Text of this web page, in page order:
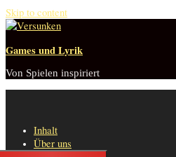
Skip to content
Games und Lyrik
Von Spielen inspiriert
Inhalt
Über uns